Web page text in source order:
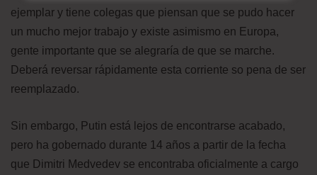
ejemplar y tiene colegas que piensan que se pudo hacer
un mucho mejor trabajo y existe asimismo en Europa,
gente importante que se alegraría de que se marche.
Deberá reversar rápidamente esta corriente so pena de ser
reemplazado.
Sin embargo, Putin está lejos de encontrarse acabado,
pero ha gobernado durante 14 años a partir de la fecha
que Dimitri Medvedev se encontraba oficialmente a cargo